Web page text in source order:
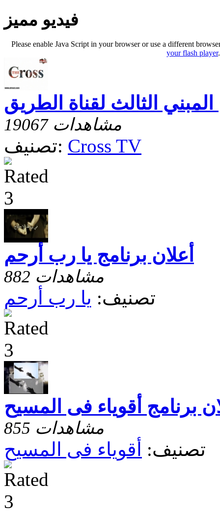
فيديو مميز
Please enable Java Script in your browser or use a different
your flash player.
المبني الثالث لقناة الطريق
19067 مشاهدات
تصنيف: Cross TV
أعلان برنامج يا رب أرحم
882 مشاهدات
تصنيف: يا رب أرحم
برنامج أقوياء فى المسيح
855 مشاهدات
تصنيف: أقوياء فى المسيح